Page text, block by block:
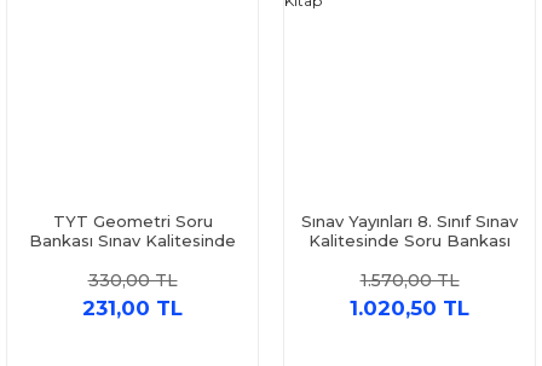
TYT Geometri Soru
Bankası Sınav Kalitesinde
330,00 TL
231,00 TL
Sınav Yayınları 8. Sınıf Sınav
Kalitesinde Soru Bankası
1.570,00 TL
1.020,50 TL